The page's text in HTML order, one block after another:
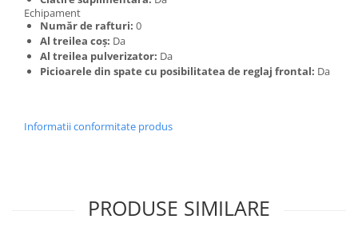
Echipament
Număr de rafturi: 0
Al treilea coș: Da
Al treilea pulverizator: Da
Picioarele din spate cu posibilitatea de reglaj frontal: Da
Informatii conformitate produs
PRODUSE SIMILARE